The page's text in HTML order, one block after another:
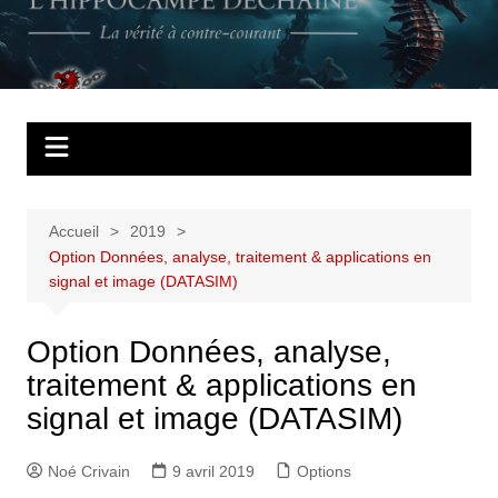
Aller
au
contenu
L'Hippocampe
déchaîné
La vérité à contre courant
Accueil
2019
Option Données, analyse, traitement & applications en
signal et image (DATASIM)
Option Données, analyse,
traitement & applications en
signal et image (DATASIM)
Noé Crivain 9 avril 2019 Options